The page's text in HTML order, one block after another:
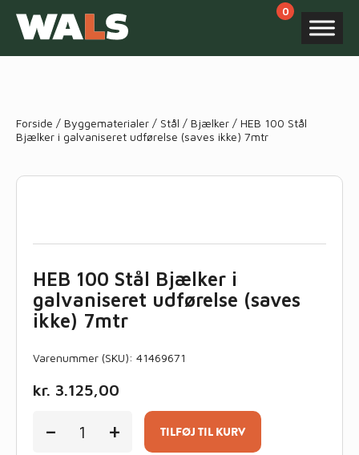
Forside / Byggematerialer / Stål / Bjælker / HEB 100 Stål
Bjælker i galvaniseret udførelse (saves ikke) 7mtr
HEB 100 Stål Bjælker i
galvaniseret udførelse (saves
ikke) 7mtr
Varenummer (SKU): 41469671
kr. 3.125,00
-
100
+ TILFØJ TIL KURV